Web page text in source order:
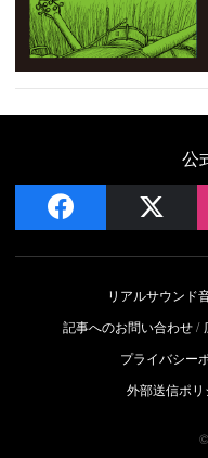
公
facebook
リアルサウンド
記事へのお問い合わせ
プライバシー
外部送信ポリ